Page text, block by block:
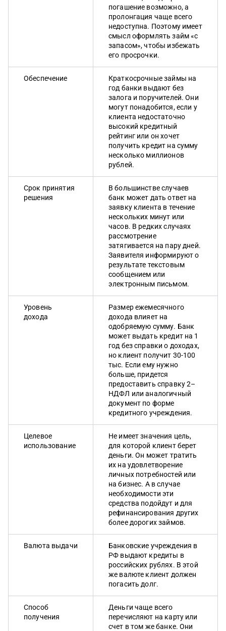
погашение возможно, а
пролонгация чаще всего
недоступна. Поэтому имеет
смысл оформлять займ «с
запасом», чтобы избежать
его просрочки.
Обеспечение
Краткосрочные займы на
год банки выдают без
залога и поручителей. Они
могут понадобится, если у
клиента недостаточно
высокий кредитный
рейтинг или он хочет
получить кредит на сумму
несколько миллионов
рублей.
Срок принятия
решения
В большинстве случаев
банк может дать ответ на
заявку клиента в течение
нескольких минут или
часов. В редких случаях
рассмотрение
затягивается на пару дней.
Заявителя информируют о
результате текстовым
сообщением или
электронным письмом.
Уровень
дохода
Размер ежемесячного
дохода влияет на
одобряемую сумму. Банк
может выдать кредит на 1
год без справки о доходах,
но клиент получит 30-100
тыс. Если ему нужно
больше, придется
предоставить справку 2–
НДФЛ или аналогичный
документ по форме
кредитного учреждения.
Целевое
использование
Не имеет значения цель,
для которой клиент берет
деньги. Он может тратить
их на удовлетворение
личных потребностей или
на бизнес. А в случае
необходимости эти
средства подойдут и для
рефинансирования других
более дорогих займов.
Валюта выдачи
Банковские учреждения в
РФ выдают кредиты в
российских рублях. В этой
же валюте клиент должен
погасить долг.
Способ
получения
Деньги чаще всего
перечисляют на карту или
счет в том же банке. Они